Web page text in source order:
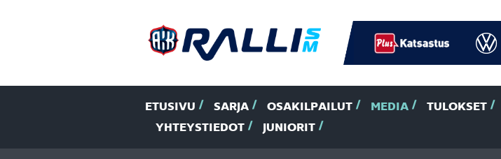
ETUSIVU SARJA OSAKILPAILUT MEDIA TULOKSET
YHTEYSTIEDOT
JUNIORIT